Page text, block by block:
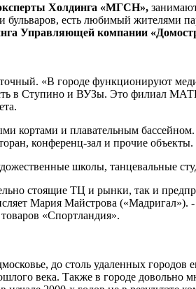
Холдинга «МГСН»,
есть любимый жителями
Управляющей компании
«В городе функционируют
в Ступино и ВУЗы. Это филиал
и плавательным
конференц-зал и прочие объекты.
школы, танцевальные
стоящие ТЦ и рынки, так и
Мария Майстрова
«Спортландия».
до столь удаленных
века. Также в городе довольно